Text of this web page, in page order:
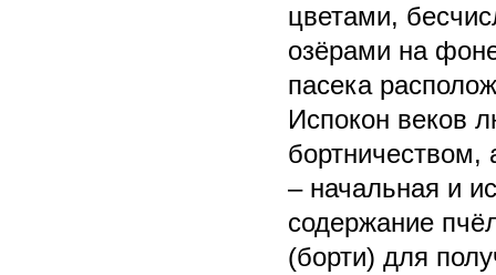
цветами,
озёрами на
пасека
Испокон веков
– начальная и
содержание
(борти) для